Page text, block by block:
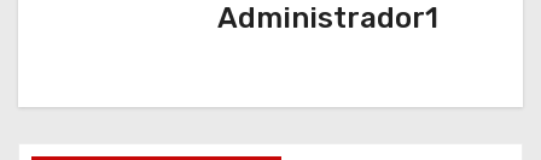
Administrador1